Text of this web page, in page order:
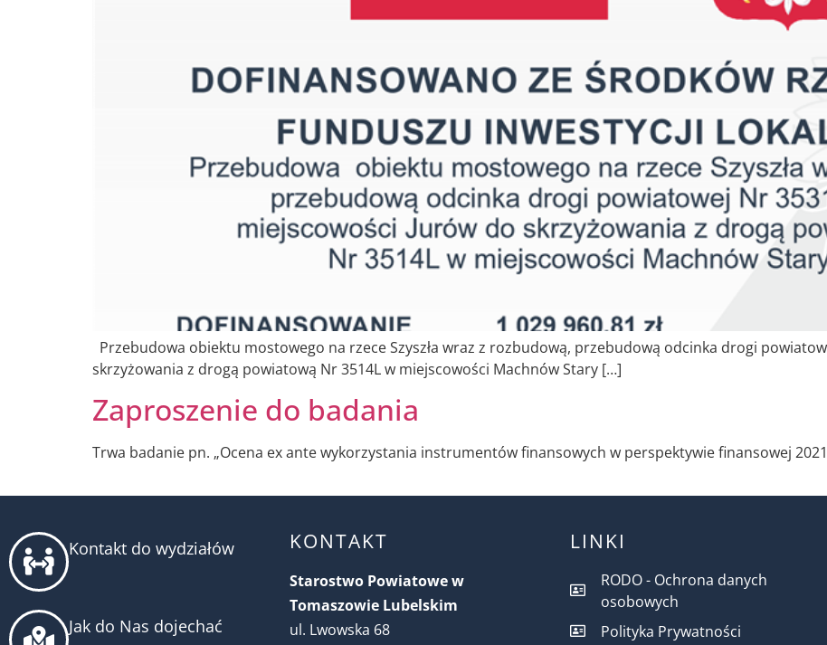
Przebudowa obiektu mostowego na rzece Szyszła wraz z rozbudową, przebudową odcinka drogi
skrzyżowania z drogą powiatową Nr 3514L w miejscowości Machnów Stary […]
Zaproszenie do badania
Trwa badanie pn. „Ocena ex ante wykorzystania instrumentów finansowych w perspektywie finansowej
Kontakt do wydziałów
Jak do Nas dojechać
KONTAKT
Starostwo Powiatowe w
Tomaszowie Lubelskim
ul. Lwowska 68
LINKI
RODO - Ochrona danych
osobowych
Polityka Prywatności